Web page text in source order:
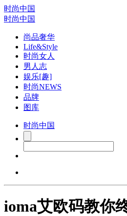
时尚中国
时尚中国
尚品奢华
Life&Style
时尚女人
男人志
娱乐[趣]
时尚NEWS
品牌
图库
时尚中国
ioma艾欧码教你